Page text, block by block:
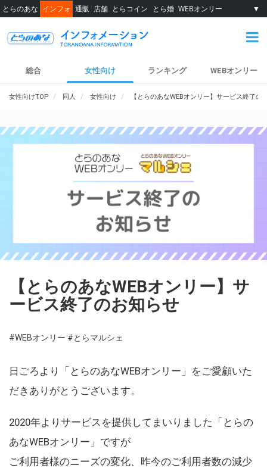
とらのあな インフォ 通販 店舗 とらコイン とら婚 WEBオンリー ▼
総合 女性向け ランキング WEBオンリー
女性向けTOP 同人 女性向け 【とらのあなWEBオンリー】サービス終了の
【とらのあなWEBオンリー】サ
ービス終了のお知らせ
#WEBオンリー #とらマルシェ
日ごろより「とらのあなWEBオンリー」をご愛顧いた
だきありがとうございます。
2020年よりサービスを提供してまいりました「とらの
あなWEBオンリー」ですが
ご利用者様のニーズの変化、昨今のご利用者数の減少